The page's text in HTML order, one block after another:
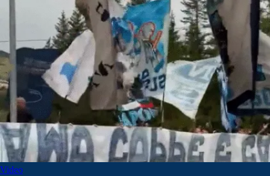
Video